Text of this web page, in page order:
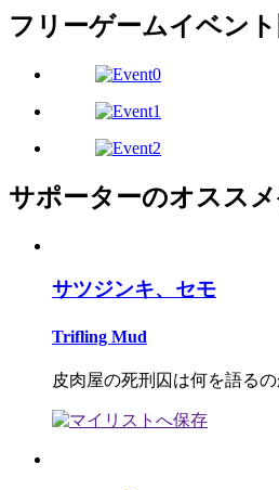
フリーゲームイベント
サポーターのオスス
サツジンキ、セモ
Trifling Mud
皮肉屋の死刑囚は何を語るの